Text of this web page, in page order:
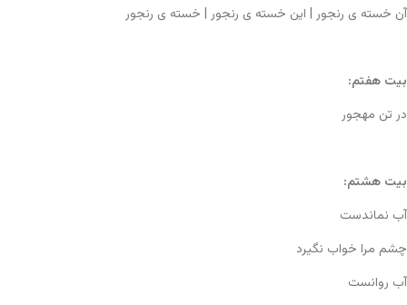
آن خسته ی رنجور | این خسته ی رنجور | خسته ی رنجور
بیت هفتم:
در تن مهجور
بیت هشتم:
آب نماندست
چشم مرا خواب نگیرد
آب روانست